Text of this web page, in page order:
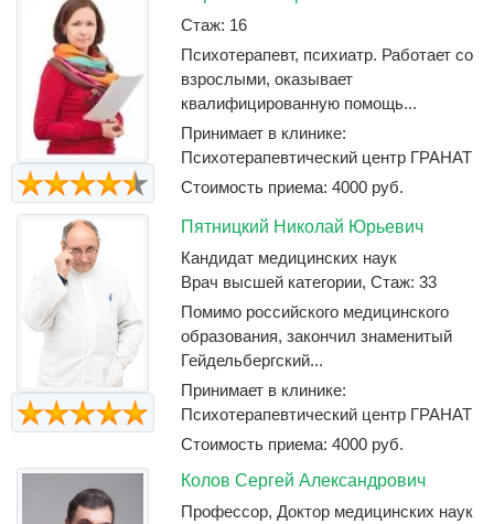
Стаж: 16
Психотерапевт, психиатр. Работает со
взрослыми, оказывает
квалифицированную помощь...
Принимает в клинике:
Психотерапевтический центр ГРАНАТ
Стоимость приема: 4000 руб.
Пятницкий Николай Юрьевич
Кандидат медицинских наук
Врач высшей категории, Стаж: 33
Помимо российского медицинского
образования, закончил знаменитый
Гейдельбергский...
Принимает в клинике:
Психотерапевтический центр ГРАНАТ
Стоимость приема: 4000 руб.
Колов Сергей Александрович
Профессор, Доктор медицинских наук